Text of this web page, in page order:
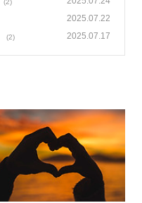
(2)
2025.07.22
(2) 2025.07.17